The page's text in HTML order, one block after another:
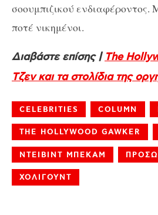
σοουμπιζικού
ποτέ νικημένοι.
Διαβάστε επίσης | The
Τζεν και τα στολίδια της
CELEBRITIES COLUMN
THE HOLLYWOOD GAWKER
ΝΤΕΙΒΙΝΤ ΜΠΕΚΑΜ
ΧΟΛΙΓΟΥΝΤ